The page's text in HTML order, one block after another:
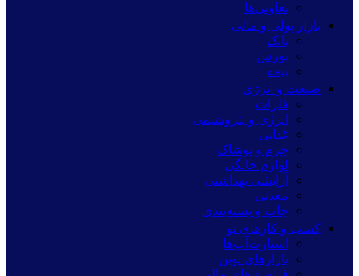
تعاونی‌ها
بازار پولی و مالی
بانک
بورس
بیمه
صنعت و انرژی
فلزات
انرژی و پتروشیمی
غذایی
چرم و پوشاک
لوازم خانگی
آرایشی بهداشتی
معدنی
چاپ و بسته‌بندی
کسب و کارهای نو
استارت‌آپ‌ها
بازارهای نوین